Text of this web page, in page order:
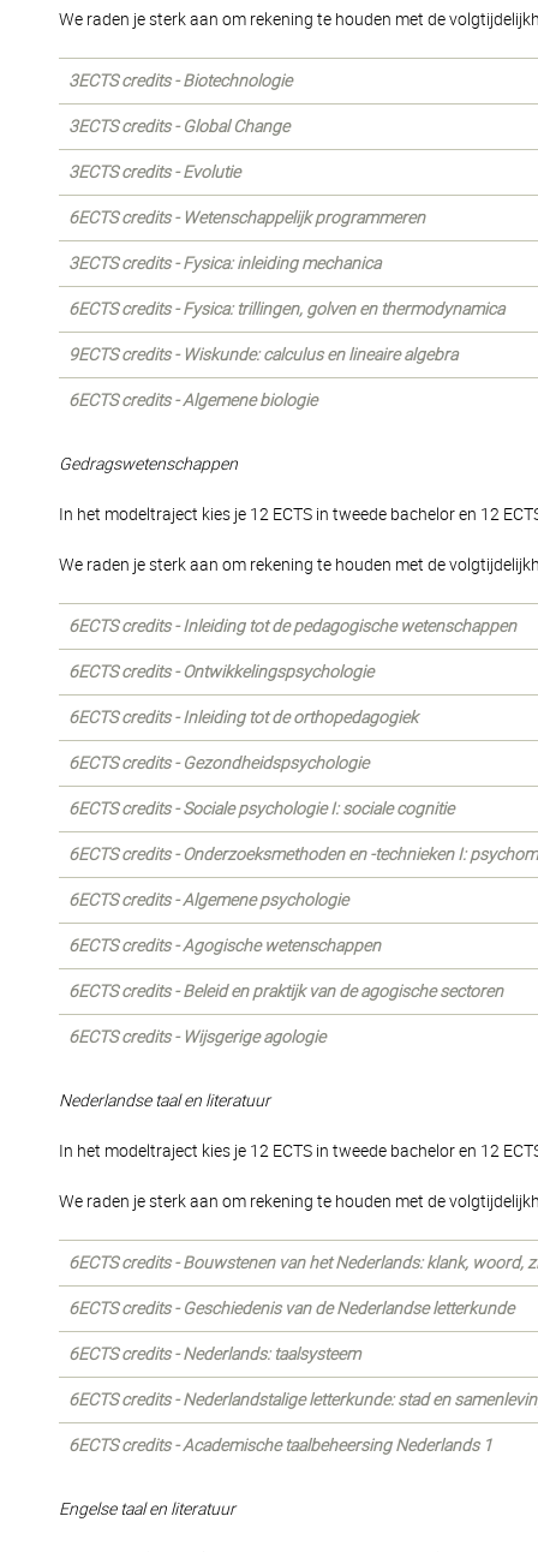
We raden je sterk aan om rekening te houden met de
3ECTS credits - Biotechnologie
3ECTS credits - Global Change
3ECTS credits - Evolutie
6ECTS credits - Wetenschappelijk programmeren
3ECTS credits - Fysica: inleiding mechanica
6ECTS credits - Fysica: trillingen, golven en thermodynamica
9ECTS credits - Wiskunde: calculus en lineaire algebra
6ECTS credits - Algemene biologie
Gedragswetenschappen
In het modeltraject kies je 12 ECTS in tweede bachelor en 12
We raden je sterk aan om rekening te houden met de
6ECTS credits - Inleiding tot de pedagogische wetenschappen
6ECTS credits - Ontwikkelingspsychologie
6ECTS credits - Inleiding tot de orthopedagogiek
6ECTS credits - Gezondheidspsychologie
6ECTS credits - Sociale psychologie I: sociale cognitie
6ECTS credits - Onderzoeksmethoden en -technieken I:
6ECTS credits - Algemene psychologie
6ECTS credits - Agogische wetenschappen
6ECTS credits - Beleid en praktijk van de agogische sectoren
6ECTS credits - Wijsgerige agologie
Nederlandse taal en literatuur
In het modeltraject kies je 12 ECTS in tweede bachelor en 12
We raden je sterk aan om rekening te houden met de
6ECTS credits - Bouwstenen van het Nederlands: klank, woord,
6ECTS credits - Geschiedenis van de Nederlandse letterkunde
6ECTS credits - Nederlands: taalsysteem
6ECTS credits - Nederlandstalige letterkunde: stad en
6ECTS credits - Academische taalbeheersing Nederlands 1
Engelse taal en literatuur